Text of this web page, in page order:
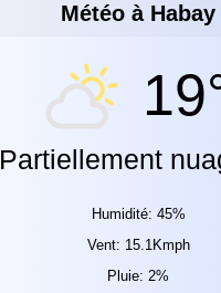
Météo à Habay
Partiellement
Humidité: 45%
Vent: 15.1Kmph
Pluie: 2%